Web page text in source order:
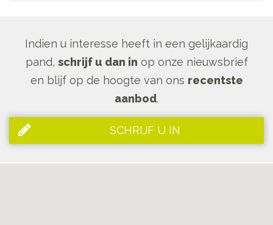
Indien u interesse heeft in een gelijkaardig
pand, schrijf u dan in op onze nieuwsbrief
en blijf op de hoogte van ons recentste
aanbod.
SCHRIJF U IN